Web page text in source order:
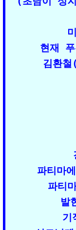
현재
김환
파티마
파티
발
기